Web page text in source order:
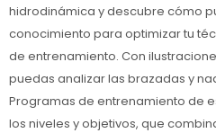
hidrodinámica y descubre cómo
conocimiento para optimizar tu
de entrenamiento. Con
puedas analizar las brazadas y
Programas de entrenamiento de
los niveles y objetivos, que